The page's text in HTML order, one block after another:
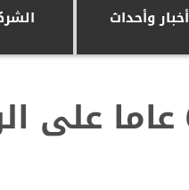
أخبار وأحداث
تحتفل وحدة التفتيش